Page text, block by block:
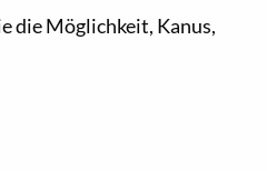
die Möglichkeit, Kanus,